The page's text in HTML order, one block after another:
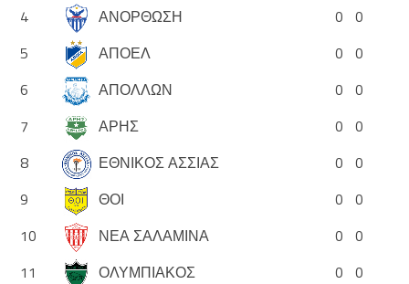
4
ΑΝΟΡΘΩΣΗ 0 0
5
ΑΠΟΕΛ 0 0
6
ΑΠΟΛΛΩΝ 0 0
7
ΑΡΗΣ 0 0
8
ΕΘΝΙΚΟΣ ΑΣΣΙΑΣ 0 0
9
ΘΟΙ 0 0
10
ΝΕΑ ΣΑΛΑΜΙΝΑ 0 0
11
ΟΛΥΜΠΙΑΚΟΣ 0 0